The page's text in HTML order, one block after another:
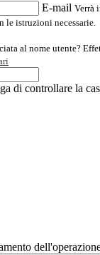
E-mail Verrà
istruzioni necessarie.
al nome utente?
di controllare la